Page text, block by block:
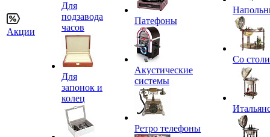
Акции
Для
подзавода
часов
Для
запонок и
колец
Патефоны
Акустические
системы
Ретро телефоны
Со